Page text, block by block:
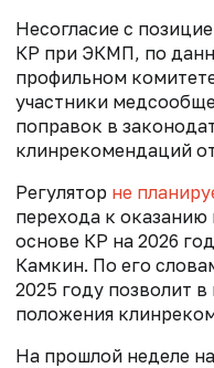
Несогласие с
КР при ЭКМП, по
профильном
участники
поправок в
клинрекомендаций
Регулятор не
перехода к
основе КР на 2026
Камкин. По его
2025 году позволит
положения
На прошлой неделе